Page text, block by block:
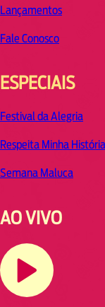
Lançamentos
Fale Conosco
ESPECIAIS
Festival da Alegria
Respeita Minha História
Semana Maluca
AO VIVO